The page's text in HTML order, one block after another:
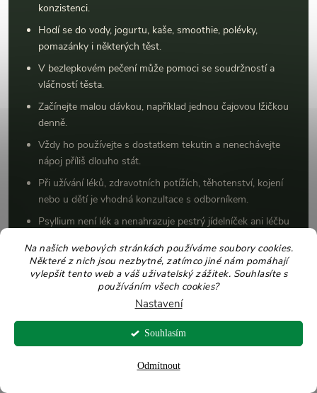
Na našich webových stránkách používáme soubory cookies.
Některé z nich jsou nezbytné, zatímco jiné nám pomáhají
vylepšit tento web a váš uživatelský zážitek. Souhlasíte s
používáním všech cookies?
Nastavení
Odmítnout
Souhlasím
konzistenci.
Hodí se do vody, jogurtu, kaše, smoothie, polévky,
pomazánky i některých těst.
V bezlepkovém pečení může pomoci se soudržností a
vláčností těsta.
Začínejte malou dávkou, například jednou čajovou lžičkou
denně.
Vždy ho používejte s dostatkem tekutin a nenechávejte
nápoj příliš dlouho stát.
Při užívání léků, zdravotních potížích, těhotenství, kojení
nebo u dětí je vhodná konzultace s odborníkem.
Psyllium není lék a nenahrazuje pestrý jídelníček ani léčbu
Skladujte ho v suchu, temnu a dobře uzavřeném obalu.
FAQ: nejčastější otázky o psylliu